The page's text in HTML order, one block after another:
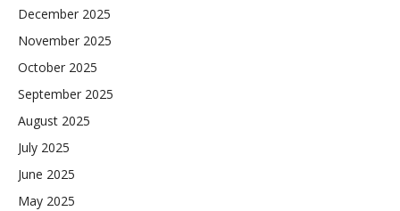
December 2025
November 2025
October 2025
September 2025
August 2025
July 2025
June 2025
May 2025